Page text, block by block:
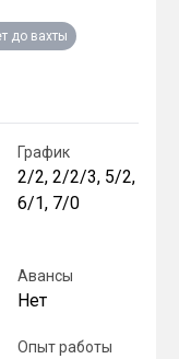
до вахты
График
2/2, 2/2/3, 5/2,
6/1, 7/0
Авансы
Нет
Опыт работы